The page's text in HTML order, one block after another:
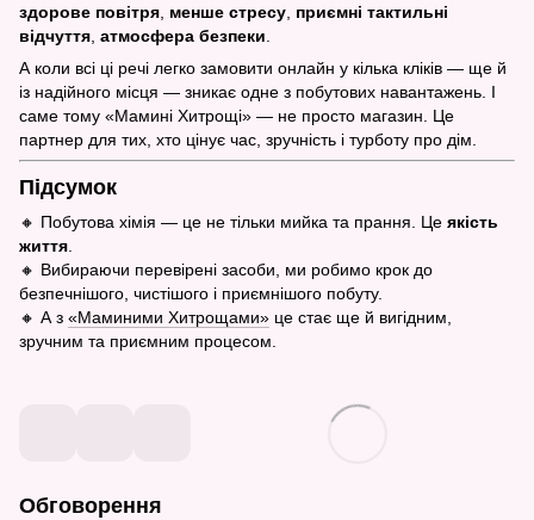
здорове повітря менше стресу приємні тактильні
відчуття атмосфера безпеки
А коли всі ці речі легко замовити онлайн у кілька кліків — ще й
із надійного місця — зникає одне з побутових навантажень. І
саме тому «Мамині Хитрощі» — не просто магазин. Це
партнер для тих, хто цінує час, зручність і турботу про дім.
Підсумок
🔸 Побутова хімія — це не тільки мийка та прання. Це якість
життя.
🔸 Вибираючи перевірені засоби, ми робимо крок до
безпечнішого, чистішого і приємнішого побуту.
🔸 А з «Маминими Хитрощами» це стає ще й вигідним,
зручним та приємним процесом.
Обговорення